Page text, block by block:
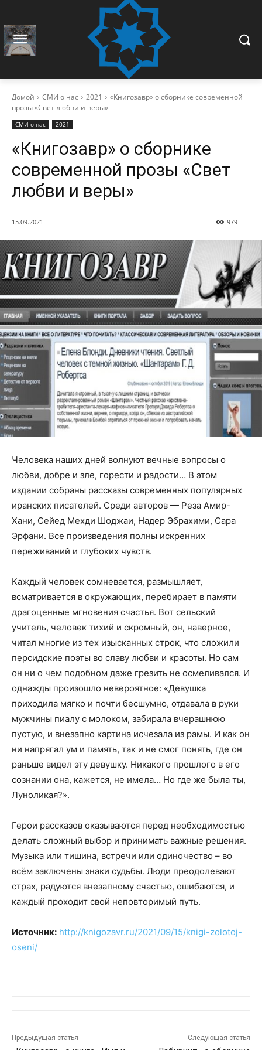
Домой СМИ о нас 2021
«Книгозавр» о сборнике современной
прозы «Свет любви и веры»
СМИ о нас 2021
«Книгозавр» о сборнике
современной прозы «Свет
любви и веры»
15.09.2021 979
Человека наших дней волнуют вечные вопросы о
любви, добре и зле, горести и радости… В этом
издании собраны рассказы современных популярных
иранских писателей. Среди авторов — Реза Амир-
Хани, Сейед Мехди Шоджаи, Надер Эбрахими, Сара
Эрфани. Все произведения полны искренних
переживаний и глубоких чувств.
Каждый человек сомневается, размышляет,
всматривается в окружающих, перебирает в памяти
драгоценные мгновения счастья. Вот сельский
учитель, человек тихий и скромный, он, наверное,
читал многие из тех изысканных строк, что сложили
персидские поэты во славу любви и красоты. Но сам
он ни о чем подобном даже грезить не осмеливался. И
однажды произошло невероятное: «Девушка
приходила мягко и почти бесшумно, отдавала в руки
мужчины пиалу с молоком, забирала вчерашнюю
пустую, и внезапно картина исчезала из рамы. И как он
ни напрягал ум и память, так и не смог понять, где он
раньше видел эту девушку. Никакого прошлого в его
сознании она, кажется, не имела… Но где же была ты,
Луноликая?».
Герои рассказов оказываются перед необходимостью
делать сложный выбор и принимать важные решения.
Музыка или тишина, встречи или одиночество – во
всём заключены знаки судьбы. Люди преодолевают
страх, радуются внезапному счастью, ошибаются, и
каждый проходит свой неповторимый путь.
Источник: http://knigozavr.ru/2021/09/15/knigi-zolotoj-
oseni/
Предыдущая статья Следующая статья